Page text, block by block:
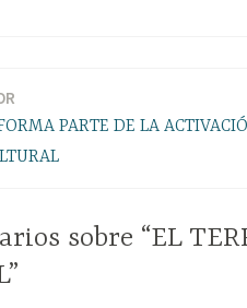
PARTE DE LA
sobre “EL